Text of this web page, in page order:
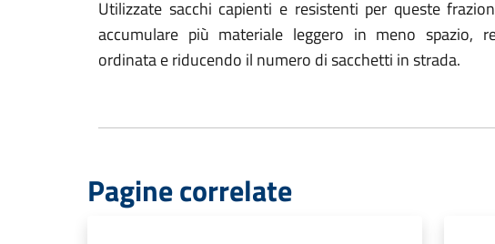
Utilizzate sacchi capienti e resistenti per queste
accumulare più materiale leggero in meno spazio,
ordinata e riducendo il numero di sacchetti in strada.
Pagine correlate